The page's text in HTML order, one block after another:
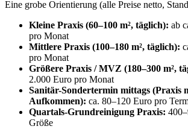
Eine grobe Orientierung (alle Preise netto,
Kleine Praxis (60–100 m², täglich): ab
pro Monat
Mittlere Praxis (100–180 m², täglich):
pro Monat
Größere Praxis / MVZ (180–300 m²,
2.000 Euro pro Monat
Sanitär-Sondertermin mittags (Praxis
Aufkommen): ca. 80–120 Euro pro
Quartals-Grundreinigung Praxis:
Größe